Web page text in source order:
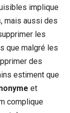
implique
mais aussi des
les
que malgré les
des
estiment que
et
complique